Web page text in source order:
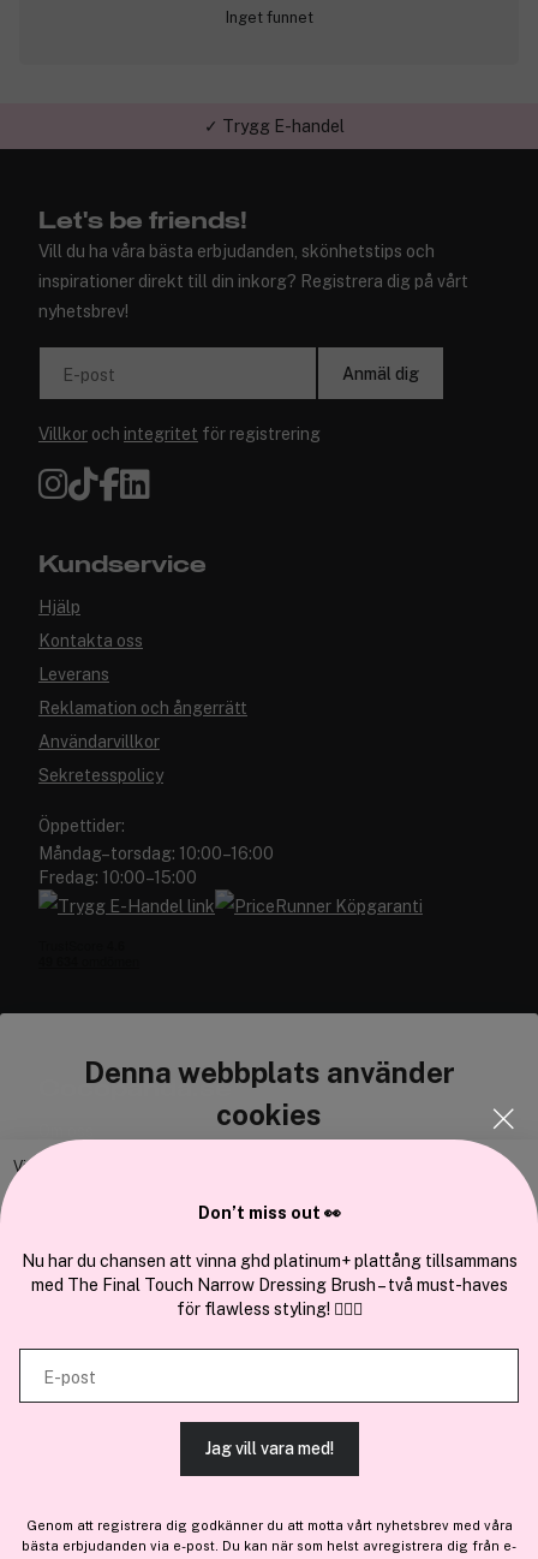
Denna webbplats använder
cookies
Vi använder enhetsidentifierare för att anpassa innehållet och
och annan information från din enhet till de sociala medier och annons-
och analysföretag som vi samarbetar med. Dessa kan i sin tur
kombinera informationen med annan information som du har
tillhandahållit eller som de har samlat in när du har använt deras
tjänster.
TILLÅT ALLA COOKIES
Inget funnet
✓ Trygg E-handel
Let's be friends!
Vill du ha våra bästa erbjudanden, skönhetstips och
inspirationer direkt till din inkorg? Registrera dig på vårt
nyhetsbrev!
E-post Anmäl dig
Villkor och integritet för registrering
Kundservice
Hjälp
Kontakta oss
Leverans
Reklamation och ångerrätt
Användarvillkor
Sekretesspolicy
Öppettider:
Måndag–torsdag: 10:00–16:00
Fredag: 10:00–15:00
Cocopanda.se
En del avBrandsdal Group AS
Don’t miss out 👀
Nu har du chansen att vinna ghd platinum+ plattång tillsammans
med The Final Touch Narrow Dressing Brush – två must-haves
för flawless styling! 💇‍♀️✨
E-post
Jag vill vara med!
Genom att registrera dig godkänner du att motta vårt nyhetsbrev med våra
bästa erbjudanden via e-post. Du kan när som helst avregistrera dig från e-